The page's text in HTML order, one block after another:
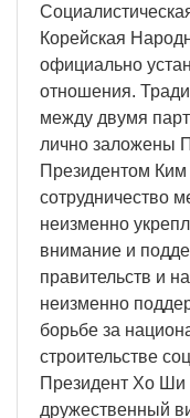
Корейская
официально
отношения.
между двумя
лично заложены
Президентом
сотрудничество
неизменно
внимание и
правительств и
неизменно
борьбе за
строительстве
Президент Хо
дружественный